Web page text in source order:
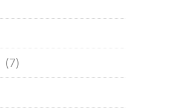
(7)